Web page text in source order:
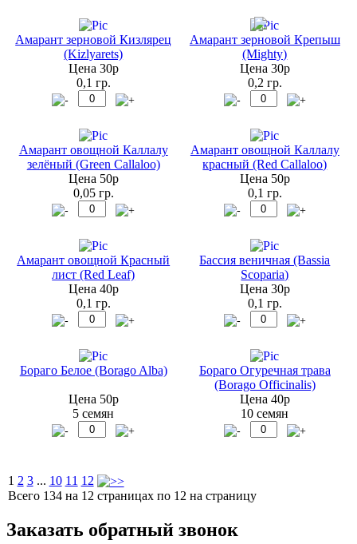
Амарант зерновой Кизлярец
(Kizlyarets)
Цена 30р
0,1 гр.
Амарант зерновой Крепыш
(Mighty)
Цена 30р
0,2 гр.
Амарант овощной Каллалу
зелёный (Green Callaloo)
Цена 50р
0,05 гр.
Амарант овощной Каллалу
красный (Red Callaloo)
Цена 50р
0,1 гр.
Амарант овощной Красный
лист (Red Leaf)
Цена 40р
0,1 гр.
Бассия веничная (Bassia
Scoparia)
Цена 30р
0,1 гр.
Бораго Белое (Borago Alba)
Цена 50р
5 семян
Бораго Огуречная трава
(Borago Officinalis)
Цена 40р
10 семян
1 2 3 ... 10 11 12
Всего 134 на 12 страницах по 12 на страницу
Заказать обратный звонок